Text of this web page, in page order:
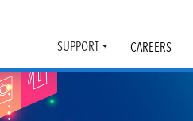
SUPPORT
Toggle
submenu
CAREERS